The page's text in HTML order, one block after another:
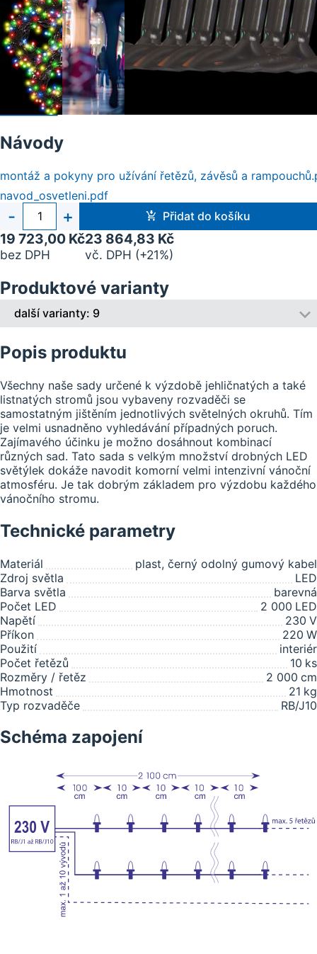
Návody
montáž a pokyny pro užívání řetězů, závěsů a
navod_osvetleni.pdf
Počet
kusů
- + Přidat do košíku
19 723,00 Kč
bez DPH
23 864,83 Kč
vč. DPH (+21%)
Produktové varianty
další varianty: 9
Popis produktu
Všechny naše sady určené k výzdobě jehličnatých a také
listnatých stromů jsou vybaveny rozvaděči se
samostatným jištěním jednotlivých světelných okruhů. Tím
je velmi usnadněno vyhledávání případných poruch.
Zajímavého účinku je možno dosáhnout kombinací
různých sad. Tato sada s velkým množství drobných LED
světýlek dokáže navodit komorní velmi intenzivní vánoční
atmosféru. Je tak dobrým základem pro výzdobu každého
vánočního stromu.
Technické parametry
Materiál
plast, černý odolný gumový kabel
Zdroj světla
LED
Barva světla
barevná
Počet LED
2 000 LED
Napětí
230 V
Příkon
220 W
Použití
interiér
Počet řetězů
10 ks
Rozměry / řetěz
2 000 cm
Hmotnost
21 kg
Typ rozvaděče
RB/J10
Schéma zapojení